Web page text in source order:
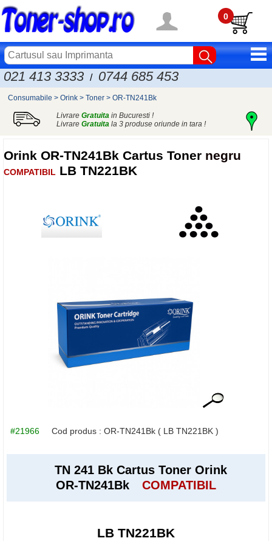
0
021 413 3333 / 0744 685 453
Consumabile > Orink > Toner > OR-TN241Bk
Livrare Gratuitain Bucuresti !
Livrare Gratuitala 3 produse oriunde in tara !
Orink OR-TN241Bk Cartus Toner negru
COMPATIBIL LB TN221BK
#21966 Cod produs : OR-TN241Bk ( LB TN221BK )
TN 241 Bk Cartus Toner Orink
OR-TN241Bk
COMPATIBIL
LB TN221BK